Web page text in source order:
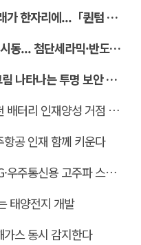
세계 양자 기술의 현재와 미래가 한자리에...「퀀텀 코리아 2026」 개최
산업부, 그래핀 상용화 본격 시동... 첨단세라믹·반도체 방열소재 시장 확대 기대
UNIST, 구부리면 숨겨진 그림 나타나는 투명 보안 필름 개발
인하대 이차전지사업단, 인천 배터리 인재양성 거점 역할 강화
항공 인재 함께 키운다
UNIST, 반도체 잉크 발라 6G·우주통신용 고주파 스위치 만든다
태양전지 개발
스 동시 감지한다